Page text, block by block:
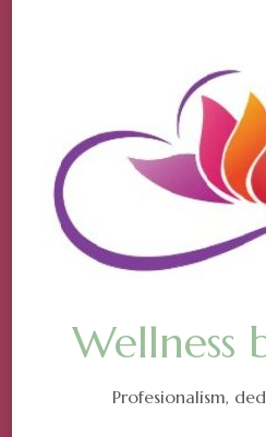
Wellness
Profesionalism,